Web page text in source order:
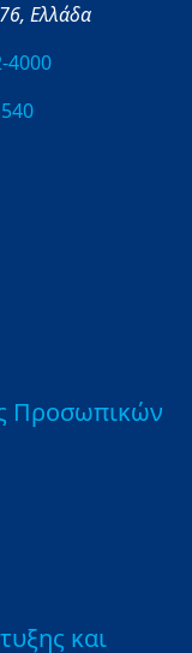
Ελλάδα
4000
Προσωπικών
και